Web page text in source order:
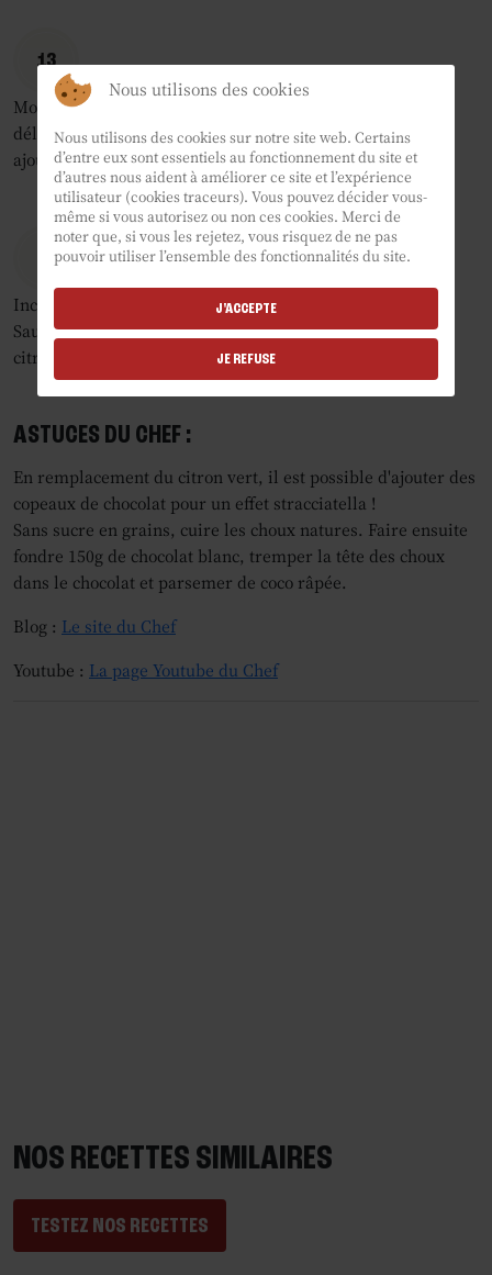
13
Monter la crème en chantilly ferme. La mélanger
délicatement avec la pâtissière refroidie. Goûter et
ajouter un peu de sucre au besoin.
14
Inciser les choux et fourrer avec la pâtissière coco.
Saupoudrer de sucre glace et ajouter un zeste de
citron vert.
ASTUCES DU CHEF :
En remplacement du citron vert, il est possible d'ajouter des
copeaux de chocolat pour un effet stracciatella !
Sans sucre en grains, cuire les choux natures. Faire ensuite
fondre 150g de chocolat blanc, tremper la tête des choux
dans le chocolat et parsemer de coco râpée.
Blog : Le site du Chef
Youtube : La page Youtube du Chef
NOS RECETTES SIMILAIRES
TESTEZ NOS RECETTES
Nous utilisons des cookies
Nous utilisons des cookies sur notre site web. Certains
d’entre eux sont essentiels au fonctionnement du site et
d’autres nous aident à améliorer ce site et l’expérience
utilisateur (cookies traceurs). Vous pouvez décider vous-
même si vous autorisez ou non ces cookies. Merci de
noter que, si vous les rejetez, vous risquez de ne pas
pouvoir utiliser l’ensemble des fonctionnalités du site.
J'ACCEPTE
JE REFUSE